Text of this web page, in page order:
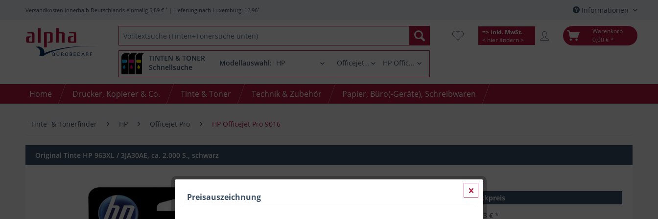
Versandkosten innerhalb Deutschlands einmalig 5,89 € * | Lieferung nach Luxemburg: 12,96* Informationen
=> inkl. MwSt.
< hier ändern >
Warenkorb
0,00 € *
TINTEN & TONER
Schnellsuche
Modellauswahl:
Home Drucker, Kopierer & Co. Tinte & Toner Technik & Zubehör Papier, Büro(-Geräte), Schreibwaren
Tinte- & Tonerfinder HP Officejet Pro HP Officejet Pro 9016
Original Tinte HP 963XL / 3JA30AE, ca. 2.000 S., schwarz
Stückpreis
47,93 € *
Preisauszeichnung